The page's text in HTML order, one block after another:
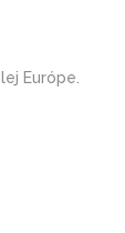
Európe.